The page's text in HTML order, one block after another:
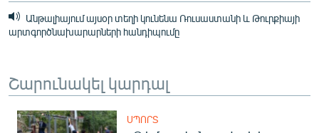
Անթալիայում այսօր տեղի կունենա Ռուսաստանի և Թուրքիայի
արտգործնախարարների հանդիպումը
Շարունակել կարդալ
ՍՊՈՐՏ